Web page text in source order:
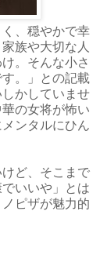
、穏やかで幸
族や大切な人
。そんな小さ
。」との記載
かしていませ
の女将が怖い
ンタルにひん
けど、そこまで
いいや」とは
ピザが魅力的